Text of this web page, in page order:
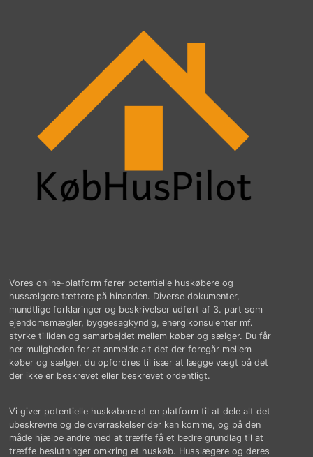
Vores online-platform fører potentielle huskøbere og
hussælgere tættere på hinanden. Diverse dokumenter,
mundtlige forklaringer og beskrivelser udført af 3. part som
ejendomsmægler, byggesagkyndig, energikonsulenter mf.
styrke tilliden og samarbejdet mellem køber og sælger. Du får
her muligheden for at anmelde alt det der foregår mellem
køber og sælger, du opfordres til især at lægge vægt på det
der ikke er beskrevet eller beskrevet ordentligt.
Vi giver potentielle huskøbere et en platform til at dele alt det
ubeskrevne og de overraskelser der kan komme, og på den
måde hjælpe andre med at træffe få et bedre grundlag til at
træffe beslutninger omkring et huskøb. Husslægere og deres